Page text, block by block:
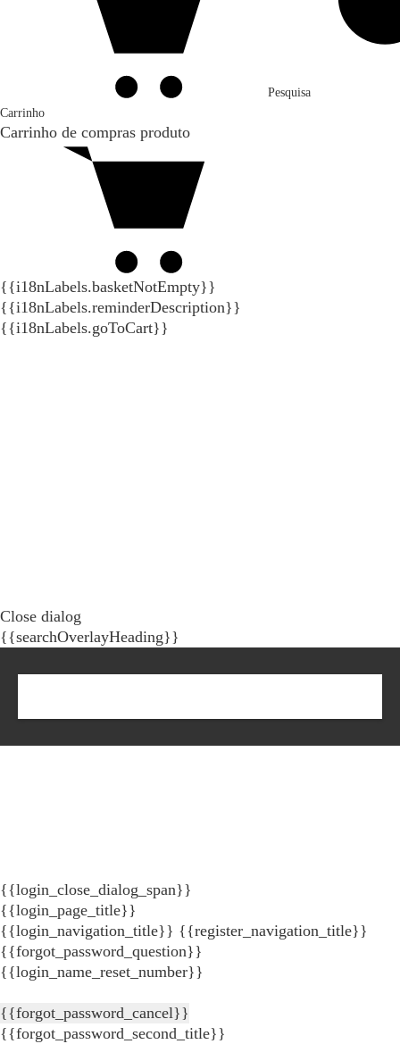
Carrinho
Carrinho de compras produto
{{i18nLabels.basketNotEmpty}}
{{i18nLabels.reminderDescription}}
{{i18nLabels.goToCart}}
Pesquisa
Close dialog
{{searchOverlayHeading}}
{{login_close_dialog_span}}
{{login_page_title}}
{{login_navigation_title}} {{register_navigation_title}}
{{forgot_password_question}}
{{login_name_reset_number}}
{{forgot_password_cancel}}
{{forgot_password_second_title}}